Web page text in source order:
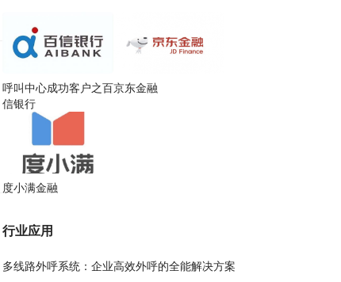
呼叫中心成功客户之百
信银行
京东金融
度小满金融
行业应用
多线路外呼系统：企业高效外呼的全能解决方案​